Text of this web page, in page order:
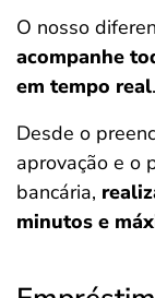
O nosso
acompanhe
em tempo real.
Desde o
aprovação e o
bancária,
minutos e